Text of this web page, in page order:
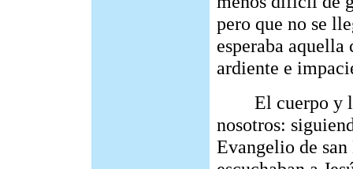
pero que no se
esperaba
ardiente e
El cuerpo y la
nosotros:
Evangelio de